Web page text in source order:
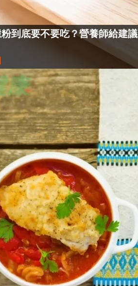
到底要不要吃？營養師給建